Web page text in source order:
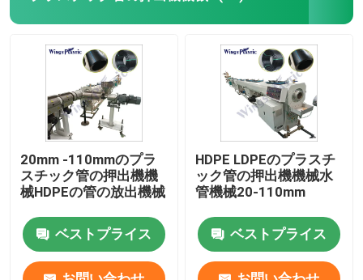
20mm -110mmのプラ
スチック管の押出機機
械HDPEの管の放出機械
ベストプライス
HDPE LDPEのプラスチ
ック管の押出機機械水
管機械20-110mm
ベストプライス